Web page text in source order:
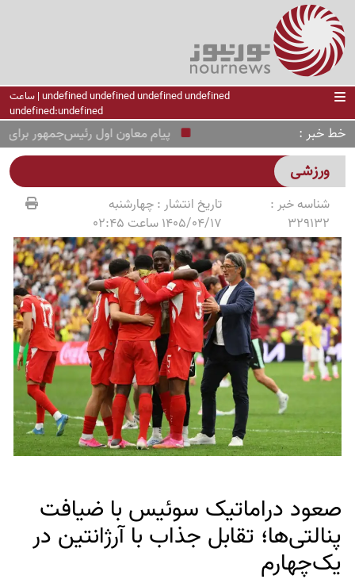
undefined undefined undefined undefined | ساعت
undefined:undefined
خط خبر پیام معاون اول رئیس‌جمهور برای
ورزشی
شناسه خبر :
329132
تاریخ انتشار :چهارشنبه
1405/04/17 ساعت 02:45
صعود دراماتیک سوئیس با ضیافت
پنالتی‌ها؛ تقابل جذاب با آرژانتین در
یک‌چهارم